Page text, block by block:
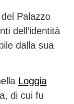
Palazzo
dell’identità
dalla sua
Loggia
di cui fu